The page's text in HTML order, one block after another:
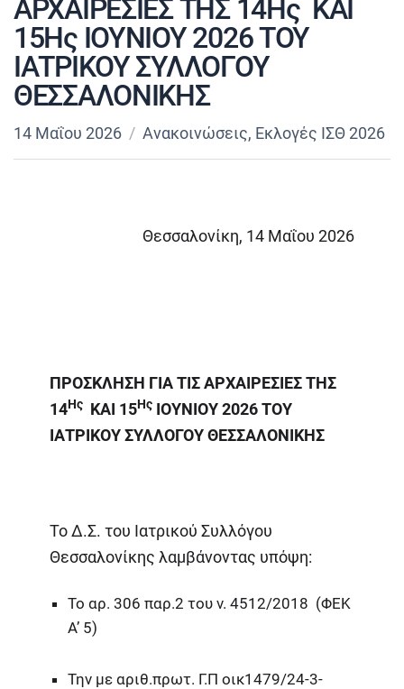
ΑΡΧΑΙΡΕΣΙΕΣ ΤHΣ 14Ης ΚΑΙ
15Ης ΙΟΥΝΙΟΥ 2026 ΤΟΥ
ΙΑΤΡΙΚΟΥ ΣΥΛΛΟΓΟΥ
ΘΕΣΣΑΛΟΝΙΚΗΣ
14 Μαΐου 2026 Ανακοινώσεις, Εκλογές ΙΣΘ 2026
Θεσσαλονίκη, 14 Μαΐου 2026
ΠΡΟΣΚΛΗΣΗ ΓΙΑ ΤΙΣ ΑΡΧΑΙΡΕΣΙΕΣ ΤHΣ
14Ης ΚΑΙ 15Ης ΙΟΥΝΙΟΥ 2026 ΤΟΥ
ΙΑΤΡΙΚΟΥ ΣΥΛΛΟΓΟΥ ΘΕΣΣΑΛΟΝΙΚΗΣ
Το Δ.Σ. του Ιατρικού Συλλόγου
Θεσσαλονίκης λαμβάνοντας υπόψη:
Το αρ. 306 παρ.2 του ν. 4512/2018 (ΦΕΚ
Α’ 5)
Την με αριθ.πρωτ. Γ.Π οικ1479/24-3-